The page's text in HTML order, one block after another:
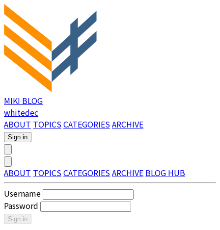
MIKI BLOG
whitedec
ABOUT TOPICSCATEGORIESARCHIVE
Sign in
ABOUT TOPICSCATEGORIESARCHIVE BLOG HUB
Username
Password
Sign in